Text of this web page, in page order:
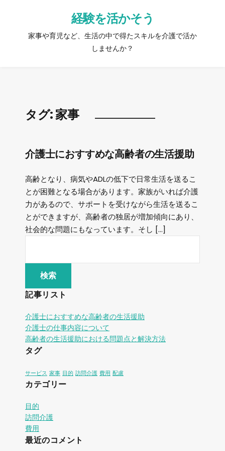
経験を活かそう
家事や育児など、生活の中で得たスキルを介護で活か
しませんか？
タグ:家事
介護士におすすめな高齢者の生活援助
高齢となり、病気やADLの低下で日常生活を送るこ
とが困難となる場合があります。家族がいれば介護
力があるので、サポートを受けながら生活を送るこ
とができますが、高齢者の独居が増加傾向にあり、
社会的な問題にもなっています。そし […]
記事リスト
介護士におすすめな高齢者の生活援助
介護士の仕事内容について
高齢者の生活援助における問題点と解決方法
タグ
サービス 家事 目的 訪問介護 費用 配慮
カテゴリー
目的
訪問介護
費用
最近のコメント